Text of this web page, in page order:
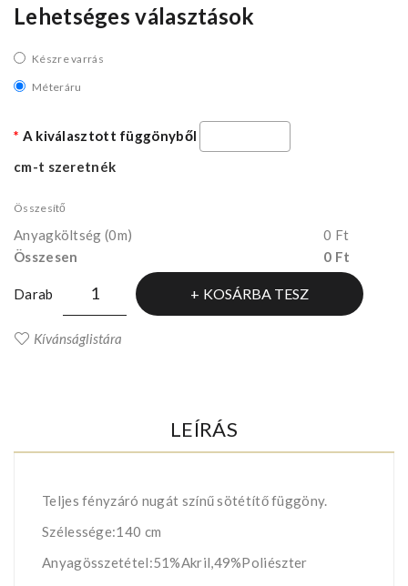
Lehetséges választások
Készre varrás
Méteráru
A kiválasztott függönyből
cm-t szeretnék
Összesítő
Anyagköltség (0m)
0 Ft
Összesen
0 Ft
Darab KOSÁRBA TESZ
Kívánságlistára
LEÍRÁS
Teljes fényzáró nugát színű sötétítő függöny.
Szélessége:140 cm
Anyagösszetétel:51%Akril,49%Poliészter